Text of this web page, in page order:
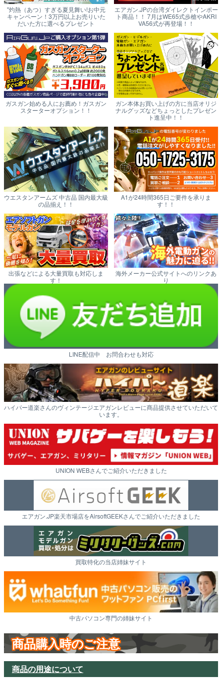
"灼熱（あつ）すぎる夏見舞い!お中元
キャンペーン！3万円以上お売りいた
だいた方に選べるプレゼント
エアガン.JPの台湾ダイレクトインポー
ト商品！！ 7月はWE65式歩槍やAKRI
VA56式が再登場！！
ガスガン始める人にお薦め！ガスガン
スターターオプション！！
ガン本体お買い上げの方に当店オリジ
ナルグッズなどちょっとしたプレゼン
ト進呈中！！
ウエスタンアームズ 中古品 国内最大級
の品揃え！！
A1が24時間365日ご要件を承りま
す！！
出張などによる大量買取も対応しま
す！
海外メーカー公式サイトへのリンクあ
り
LINE配信中 お問合わせも対応
ハイパー道楽さんのヴィンテージエアガンレビューに商品提供させていただいて
います。
UNION WEBさんでご紹介いただきました
エアガン.JP楽天市場店をAirsoftGEEKさんでご紹介いただきました
買取特化の当店姉妹サイト
中古パソコン専門の姉妹サイト
商品購入時のご注意
商品の用途について